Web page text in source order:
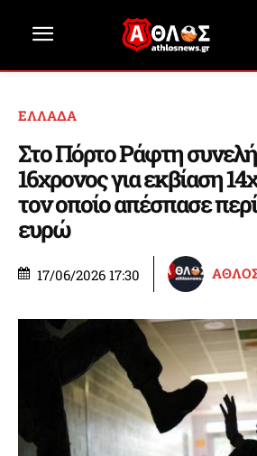
ΕΛΛΑΔΑ
Στο Πόρτο Ράφτη
16χρονος για εκβίαση
τον οποίο απέσπασε
ευρώ
17/06/2026 17:30 ΑΘΛΟΣ